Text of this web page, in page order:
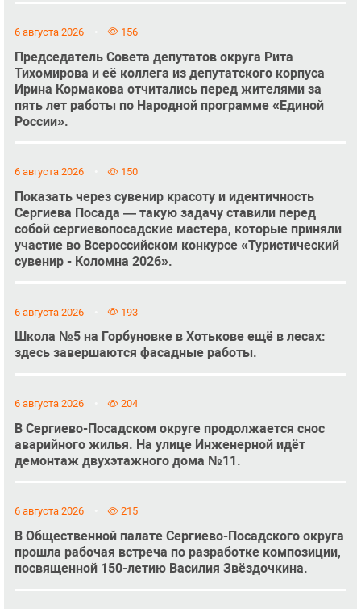
6 августа 2026 156
Председатель Совета депутатов округа Рита
Тихомирова и её коллега из депутатского корпуса
Ирина Кормакова отчитались перед жителями за
пять лет работы по Народной программе «Единой
России».
6 августа 2026 150
Показать через сувенир красоту и идентичность
Сергиева Посада — такую задачу ставили перед
собой сергиевопосадские мастера, которые приняли
участие во Всероссийском конкурсе «Туристический
сувенир - Коломна 2026».
6 августа 2026 193
Школа №5 на Горбуновке в Хотькове ещё в лесах:
здесь завершаются фасадные работы.
6 августа 2026 204
В Сергиево-Посадском округе продолжается снос
аварийного жилья. На улице Инженерной идёт
демонтаж двухэтажного дома №11.
6 августа 2026 215
В Общественной палате Сергиево-Посадского округа
прошла рабочая встреча по разработке композиции,
посвященной 150-летию Василия Звёздочкина.